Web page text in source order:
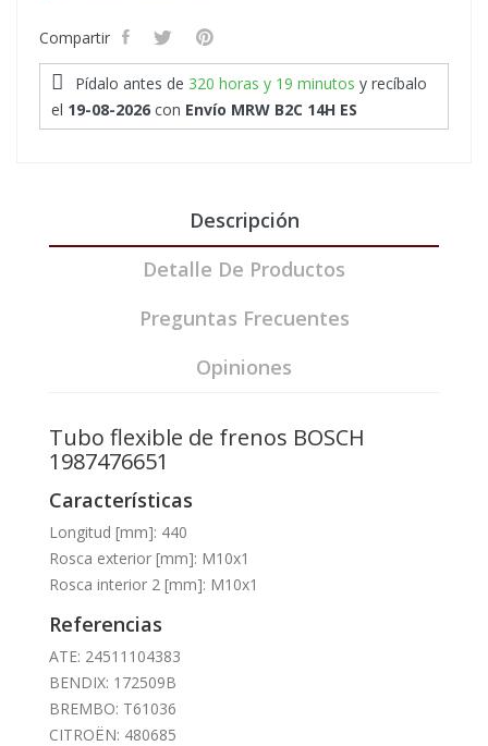
Compartir
Pídalo antes de 320 horas y 19 minutos y recíbalo
el 19-08-2026 con Envío MRW B2C 14H ES
Descripción
Detalle De Productos
Preguntas Frecuentes
Opiniones
Tubo flexible de frenos BOSCH
1987476651
Características
Longitud [mm]: 440
Rosca exterior [mm]: M10x1
Rosca interior 2 [mm]: M10x1
Referencias
ATE: 24511104383
BENDIX: 172509B
BREMBO: T61036
CITROËN: 480685